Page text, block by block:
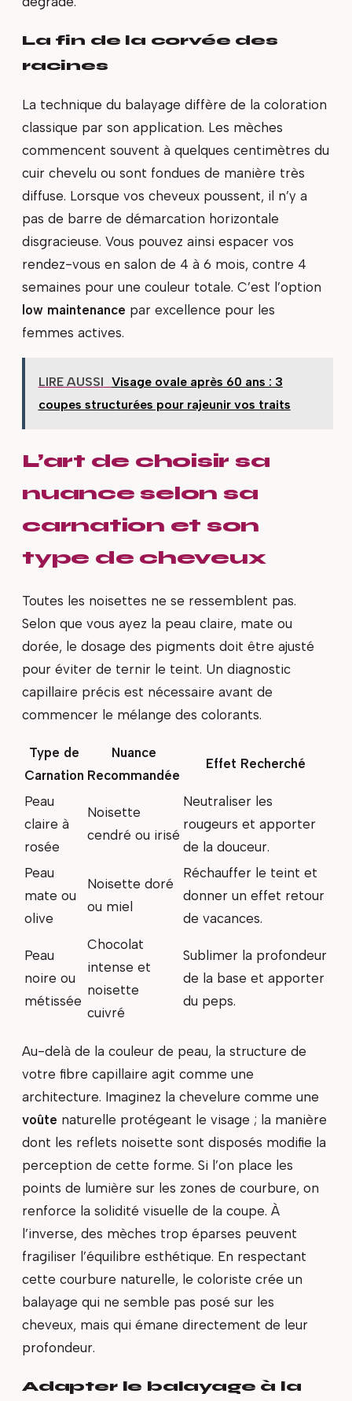
La fin de la corvée des
racines
La technique du balayage diffère de la coloration
classique par son application. Les mèches
commencent souvent à quelques centimètres du
cuir chevelu ou sont fondues de manière très
diffuse. Lorsque vos cheveux poussent, il n’y a
pas de barre de démarcation horizontale
disgracieuse. Vous pouvez ainsi espacer vos
rendez-vous en salon de 4 à 6 mois, contre 4
semaines pour une couleur totale. C’est l’option
low maintenance par excellence pour les
femmes actives.
LIRE AUSSI Visage ovale après 60 ans : 3
coupes structurées pour rajeunir vos traits
L’art de choisir sa
nuance selon sa
carnation et son
type de cheveux
Toutes les noisettes ne se ressemblent pas.
Selon que vous ayez la peau claire, mate ou
dorée, le dosage des pigments doit être ajusté
pour éviter de ternir le teint. Un diagnostic
capillaire précis est nécessaire avant de
commencer le mélange des colorants.
Type de
Carnation
Nuance
Recommandée
Effet Recherché
Peau
claire à
rosée
Noisette
cendré ou irisé
Neutraliser les
rougeurs et apporter
de la douceur.
Peau
mate ou
olive
Noisette doré
ou miel
Réchauffer le teint et
donner un effet retour
de vacances.
Peau
noire ou
métissée
Chocolat
intense et
noisette
cuivré
Sublimer la profondeur
de la base et apporter
du peps.
Au-delà de la couleur de peau, la structure de
votre fibre capillaire agit comme une
architecture. Imaginez la chevelure comme une
voûte naturelle protégeant le visage ; la manière
dont les reflets noisette sont disposés modifie la
perception de cette forme. Si l’on place les
points de lumière sur les zones de courbure, on
renforce la solidité visuelle de la coupe. À
l’inverse, des mèches trop éparses peuvent
fragiliser l’équilibre esthétique. En respectant
cette courbure naturelle, le coloriste crée un
balayage qui ne semble pas posé sur les
cheveux, mais qui émane directement de leur
profondeur.
Adapter le balayage à la